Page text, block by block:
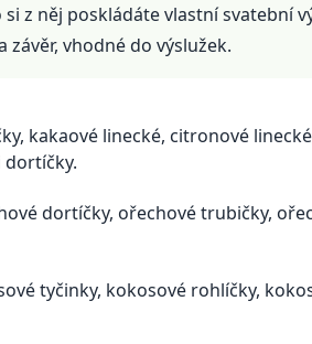
z něj poskládáte vlastní svatební
vhodné do výslužek.
kakaové linecké, citronové
dortíčky.
dortíčky, ořechové trubičky,
tyčinky, kokosové rohlíčky,